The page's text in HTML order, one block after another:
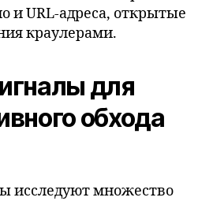
и URL-адреса, открытые
краулерами.
для
обхода
исследуют множество